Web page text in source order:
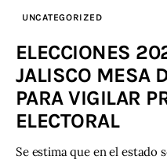
UNCATEGORIZED
ELECCIONES
JALISCO MESA
PARA VIGILAR
ELECTORAL
Se estima que en el estado